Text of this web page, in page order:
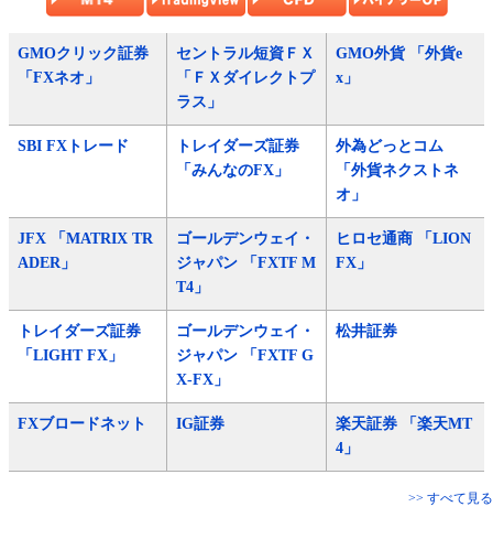
GMOクリック証券
「FXネオ」
セントラル短資ＦＸ
「ＦＸダイレクトプ
ラス」
GMO外貨 「外貨e
x」
SBI FXトレード
トレイダーズ証券
「みんなのFX」
外為どっとコム
「外貨ネクストネ
オ」
JFX 「MATRIX TR
ADER」
ゴールデンウェイ・
ジャパン 「FXTF M
T4」
ヒロセ通商 「LION
FX」
トレイダーズ証券
「LIGHT FX」
ゴールデンウェイ・
ジャパン 「FXTF G
X-FX」
松井証券
FXブロードネット IG証券
楽天証券 「楽天MT
4」
>> すべて見る